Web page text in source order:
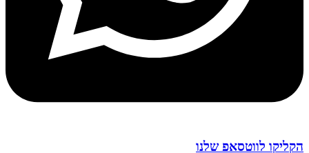
הקליקו לווטסאפ שלנו